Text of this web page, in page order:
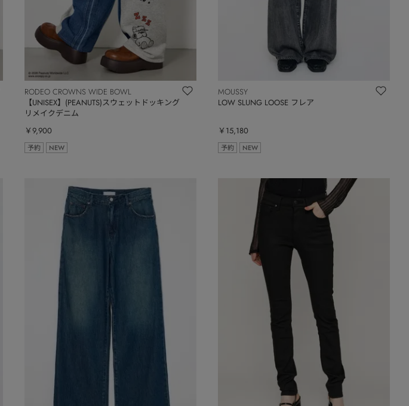
RODEO CROWNS WIDE BOWL
【UNISEX】(PEANUTS)スウェットドッキング
リメイクデニム
￥9,900
予約 NEW
MOUSSY
LOW SLUNG LOOSE フレア
￥15,180
予約 NEW